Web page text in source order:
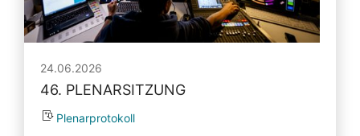
24.06.2026
46. PLENARSITZUNG
Plenarprotokoll